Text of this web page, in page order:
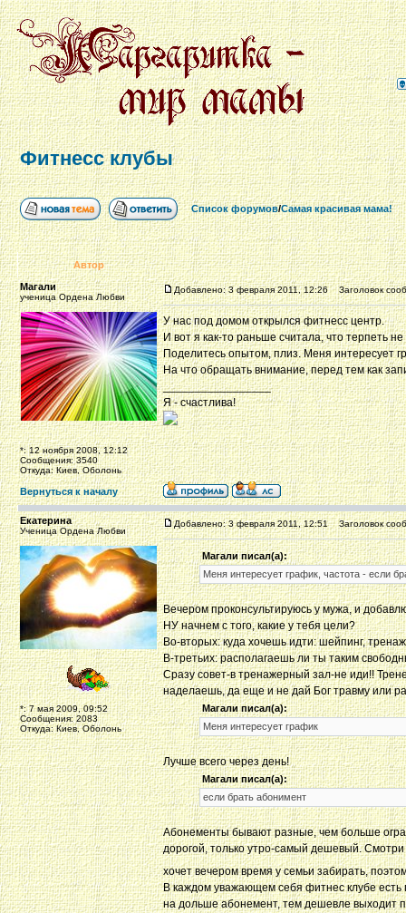
Фитнесс клубы
Список форумов/Самая красивая мама!
Автор
Магали
ученица Ордена Любви
*: 12 ноября 2008, 12:12
Сообщения: 3540
Откуда: Киев, Оболонь
Добавлено: 3 февраля 2011, 12:26 Заголовок
У нас под домом открылся фитнесс центр.
И вот я как-то раньше считала, что терпеть
Поделитесь опытом, плиз. Меня интересует
На что обращать внимание, перед тем как
_________________
Я - счастлива!
Вернуться к началу
Екатерина
Ученица Ордена Любви
*: 7 мая 2009, 09:52
Сообщения: 2083
Откуда: Киев, Оболонь
Добавлено: 3 февраля 2011, 12:51 Заголовок
Магали писал(а):
Меня интересует график, частота - если
Вечером проконсультируюсь у мужа, и
НУ начнем с того, какие у тебя цели?
Во-вторых: куда хочешь идти: шейпинг,
В-третьих: располагаешь ли ты таким
Сразу совет-в тренажерный зал-не иди!!
наделаешь, да еще и не дай Бог травму или
Магали писал(а):
Меня интересует график
Лучше всего через день!
Магали писал(а):
если брать абонимент
Абонементы бывают разные, чем больше
дорогой, только утро-самый дешевый. Смотри
хочет вечером время у семьи забирать,
В каждом уважающем себя фитнес клубе есть
на дольше абонемент, тем дешевле выходит